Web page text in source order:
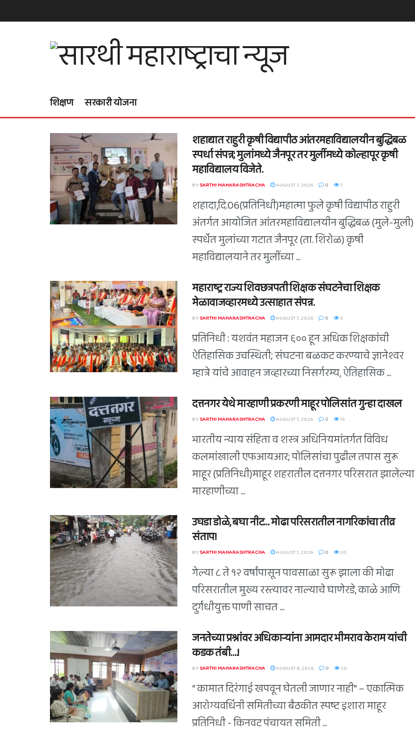
शिक्षण सरकारी योजना
शहाद्यात राहुरी कृषी विद्यापीठ आंतरमहाविद्यालयीन बुद्धिबळ
स्पर्धा संपन्न; मुलांमध्ये जैनपूर तर मुलींमध्ये कोल्हापूर कृषी
महाविद्यालय विजेते.
BYSARTHI MAHARASHTRACHA AUGUST 7, 2026 0 7
शहादा,दि.06(प्रतिनिधी)महात्मा फुले कृषी विद्यापीठ राहुरी
अंतर्गत आयोजित आंतरमहाविद्यालयीन बुद्धिबळ (मुले-मुली)
स्पर्धेत मुलांच्या गटात जैनपूर (ता. शिरोळ) कृषी
महाविद्यालयाने तर मुलींच्या ...
महाराष्ट्र राज्य शिवछत्रपती शिक्षक संघटनेचा शिक्षक
मेळावाजव्हारमध्ये उत्साहात संपन्न.
BYSARTHI MAHARASHTRACHA AUGUST 7, 2026 0 3
प्रतिनिधी : यशवंत महाजन ६०० हून अधिक शिक्षकांची
ऐतिहासिक उचस्थिती; संघटना बळकट करण्याचे ज्ञानेश्वर
म्हात्रे यांचे आवाहन जव्हारच्या निसर्गरम्य, ऐतिहासिक ...
दत्तनगर येथे मारहाणी प्रकरणी माहूर पोलिसांत गुन्हा दाखल
BYSARTHI MAHARASHTRACHA AUGUST 7, 2026 0 13
भारतीय न्याय संहिता व शस्त्र अधिनियमांतर्गत विविध
कलमांखाली एफआयआर; पोलिसांचा पुढील तपास सुरू
माहूर (प्रतिनिधी)माहूर शहरातील दत्तनगर परिसरात झालेल्या
मारहाणीच्या ...
उघडा डोळे, बघा नीट… मोढा परिसरातील नागरिकांचा तीव्र
संताप!
BYSARTHI MAHARASHTRACHA AUGUST 7, 2026 0 20
गेल्या ८ ते १२ वर्षांपासून पावसाळा सुरू झाला की मोढा
परिसरातील मुख्य रस्त्यावर नाल्याचे घाणेरडे, काळे आणि
दुर्गंधीयुक्त पाणी साचत ...
जनतेच्या प्रश्नांवर अधिकाऱ्यांना आमदार भीमराव केराम यांची
कडक तंबी….!
BYSARTHI MAHARASHTRACHA AUGUST 6, 2026 0 20
" कामात दिरंगाई खपवून घेतली जाणार नाही" – एकात्मिक
आरोग्यवर्धिनी समितीच्या बैठकीत स्पष्ट इशारा माहूर
प्रतिनिधी - किनवट पंचायत समिती ...